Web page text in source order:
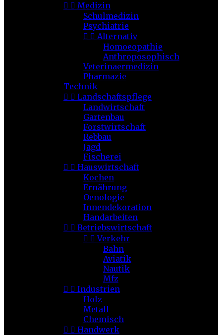
  Medizin
Schulmedizin
Psychiatrie
  Alternativ
Homoeopathie
Anthroposophisch
Veterinaermedizin
Pharmazie
Technik
  Landschaftspflege
Landwirtschaft
Gartenbau
Forstwirtschaft
Rebbau
Jagd
Fischerei
  Hauswirtschaft
Kochen
Ernährung
Oenologie
Innendekoration
Handarbeiten
  Betriebswirtschaft
  Verkehr
Bahn
Aviatik
Nautik
Mfz
  Industrien
Holz
Metall
Chemisch
  Handwerk